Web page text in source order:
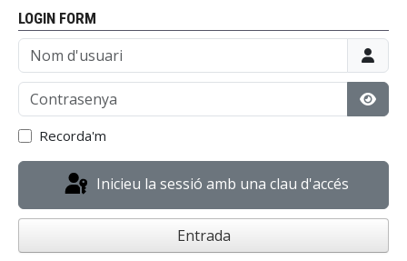
LOGIN FORM
Nom d'usuari
Contrasenya
Recorda'm
Inicieu la sessió amb una clau d'accés
Entrada